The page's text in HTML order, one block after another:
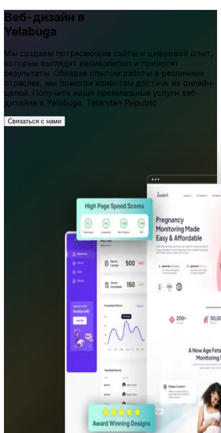
Веб-дизайн в
Yelabuga
Мы создаем потрясающие сайты и цифровой опыт,
которые выглядят великолепно и приносят
результаты. Обладая опытом работы в различных
отраслях, мы помогли клиентам достичь их онлайн-
целей. Получите наши премиальные услуги веб-
дизайна в Yelabuga, Tatarstan Republic
Связаться с нами